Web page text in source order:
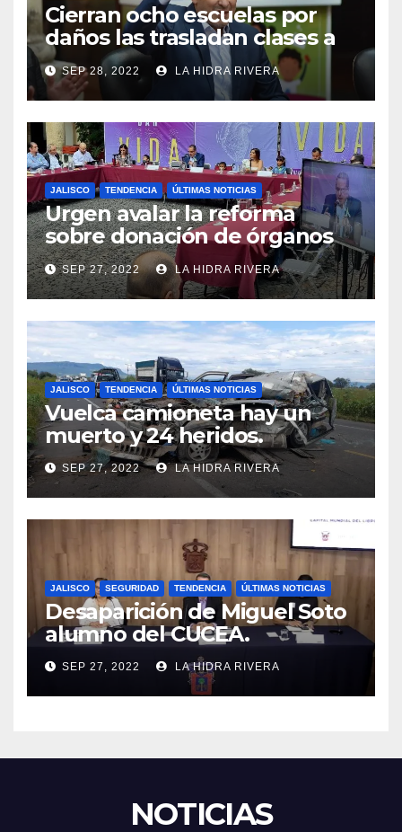
Cierran ocho escuelas por
daños las trasladan clases a
sedes alternas.
SEP 28, 2022 LA HIDRA RIVERA
JALISCO TENDENCIA ÚLTIMAS NOTICIAS
Urgen avalar la reforma
sobre donación de órganos
en Jalisco.
SEP 27, 2022 LA HIDRA RIVERA
JALISCO TENDENCIA ÚLTIMAS NOTICIAS
Vuelca camioneta hay un
muerto y 24 heridos.
SEP 27, 2022 LA HIDRA RIVERA
JALISCO SEGURIDAD TENDENCIA ÚLTIMAS NOTICIAS
Desaparición de Miguel Soto
alumno del CUCEA.
SEP 27, 2022 LA HIDRA RIVERA
NOTICIAS